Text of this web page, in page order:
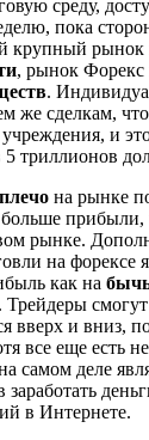
среду,
пока
крупный
, рынок Форекс
.
же сделкам,
и
триллионов
на рынке
больше
рынке.
на форексе
как на
. Трейдеры
вверх и вниз,
все еще есть
самом деле
заработать
в Интернете.